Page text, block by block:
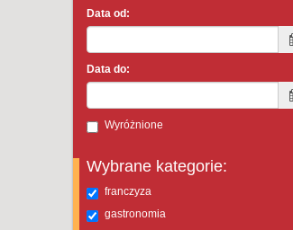
Data od:
Data do:
Wyróżnione
Wybrane kategorie:
franczyza
gastronomia